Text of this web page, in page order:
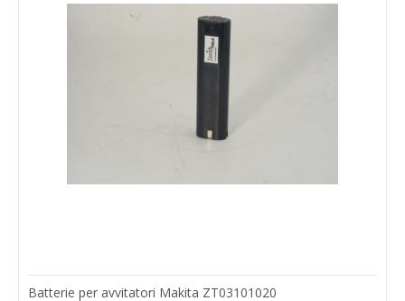
Batterie per avvitatori Makita ZT03101020